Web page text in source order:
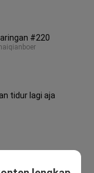
#220
tidur lagi aja